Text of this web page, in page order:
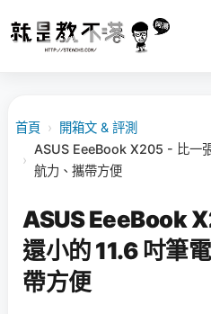
首頁 › 開箱文 & 評測
›
ASUS EeeBook X205 - 比一
航力、攜帶方便
ASUS EeeBook
還小的 11.6 吋筆
帶方便